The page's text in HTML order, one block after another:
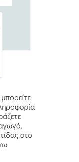
στο